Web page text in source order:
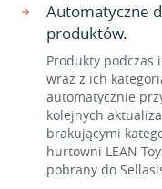
Automatyczne
produktów.
Produkty podczas
wraz z ich
automatycznie
kolejnych
brakującymi
hurtowni LEAN
pobrany do